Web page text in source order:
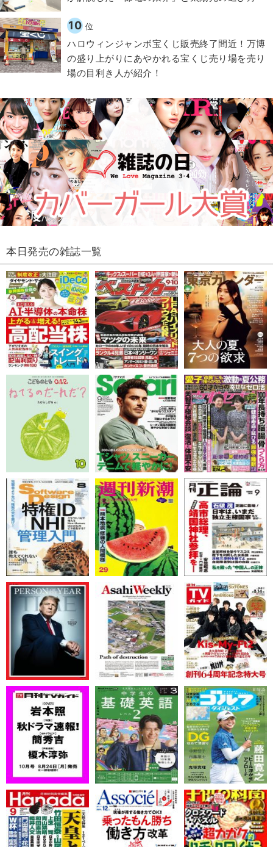
10 位
ハロウィンジャンボ宝くじ販売終了間近！万博
の盛り上がりにあやかれる宝くじ売り場を売り
場の目利き人が紹介！
本日発売の雑誌一覧